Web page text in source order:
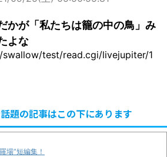
かが「私たちは籠の中の鳥」み
よな
test/read.cgi/livejupiter/1
題の記事はこの下にあります
場”短編集！